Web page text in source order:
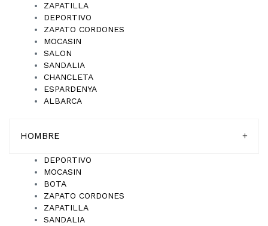
ZAPATILLA
DEPORTIVO
ZAPATO CORDONES
MOCASIN
SALON
SANDALIA
CHANCLETA
ESPARDENYA
ALBARCA
HOMBRE +
DEPORTIVO
MOCASIN
BOTA
ZAPATO CORDONES
ZAPATILLA
SANDALIA